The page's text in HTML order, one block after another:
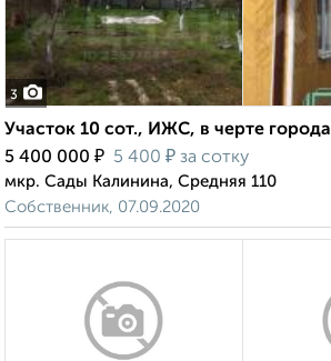
3
Участок 10 сот., ИЖС, в черте города
5 400 000 ₽ 5 400 ₽ за сотку
мкр. Сады Калинина, Средняя 110
Собственник, 07.09.2020